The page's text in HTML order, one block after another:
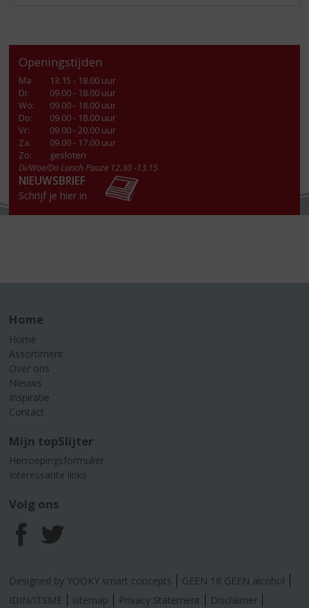
Openingstijden
Ma:
13.15 - 18.00 uur
Di:
09.00 - 18.00 uur
Wo:
09.00 - 18.00 uur
Do:
09.00 - 18.00 uur
Vr:
09.00 - 20.00 uur
Za:
09.00 - 17.00 uur
Zo:
gesloten
Di/Woe/Do Lunch Pauze 12.30 -13.15
NIEUWSBRIEF
Schrijf je hier in
Home
Home
Assortiment
Over ons
Nieuws
Inspiratie
Contact
Mijn topSlijter
Herroepingsformulier
Interessante links
Volg ons
F
a
T
w
Designed by YOOKY smart concepts
GEEN 18 GEEN alcohol
IDIN/ITSME
sitemap Privacy Statement Disclaimer